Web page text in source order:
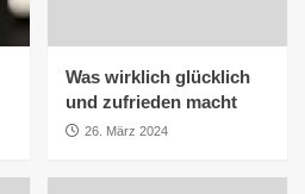
Was wirklich glücklich
und zufrieden macht
26. März 2024